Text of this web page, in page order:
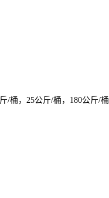
/桶，25公斤/桶，180公斤/桶